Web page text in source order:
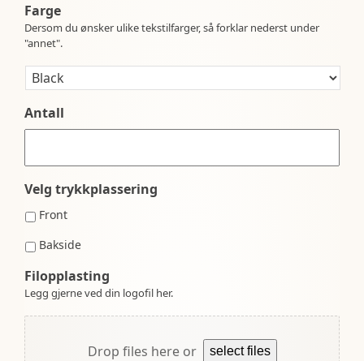
Farge
Dersom du ønsker ulike tekstilfarger, så forklar nederst under
"annet".
Antall
Velg trykkplassering
Front
Bakside
Filopplasting
Legg gjerne ved din logofil her.
Drop files here or select files